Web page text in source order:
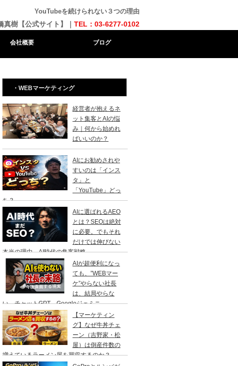
YouTubeを続けられない３つの理由
樹【公式サイト】｜ TEL：03-6277-0102
会社概要 ブログ
・WEBマーケティング
経営者が抱えるネ
ット集客とAIの悩
み｜何から始めれ
ばいいのか？
AIにお勧めされや
すいのは「インス
タ」と
「YouTube」どっ
ち？
AIに選ばれるAEO
とは？SEOは絶対
に必要。でもそれ
だけでは伸びない
本当の理由、AI時代の集客戦略
AIが超便利になっ
ても、”WEBマー
ケ”やらない社長
は、結局やらな
い。チャットGPT、Googleジェミニ
【マーケティン
グ】なぜ牛丼チェ
ーン（吉野家・松
屋）は倒産件数の
増えているラーメン屋を買収するのか？